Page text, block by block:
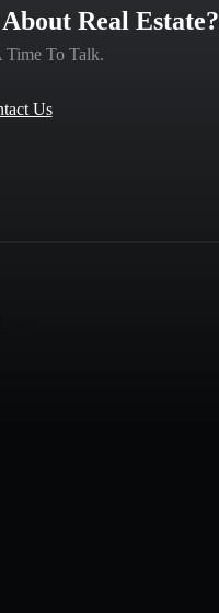
Real Estate?
Time To Talk.
Us